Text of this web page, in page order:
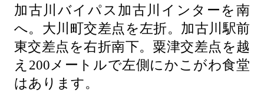
加古川バイパス加古川インターを南
へ。大川町交差点を左折。加古川駅前
東交差点を右折南下。粟津交差点を越
え200メートルで左側にかこがわ食堂
はあります。